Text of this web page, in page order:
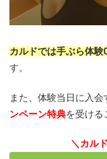
カルドでは手ぶら体
す。
また、体験当日に入会
ンペーン特典を受ける
＼カル